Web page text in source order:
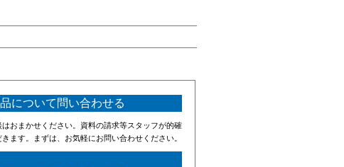
について問い合わせる
おまかせください。資料の請求等スタッフが的確
ます。まずは、お気軽にお問い合わせください。